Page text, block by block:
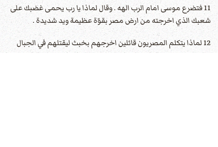
11 فتضرع موسى امام الرب الهه . وقال لماذا يا رب يحمى غضبك على
شعبك الذي اخرجته من ارض مصر بقوّة عظيمة ويد شديدة .
12 لماذا يتكلم المصريون قائلين اخرجهم بخبث ليقتلهم في الجبال
ويفنيهم عن وجه الارض . ارجع عن حمو غضبك واندم على الشر